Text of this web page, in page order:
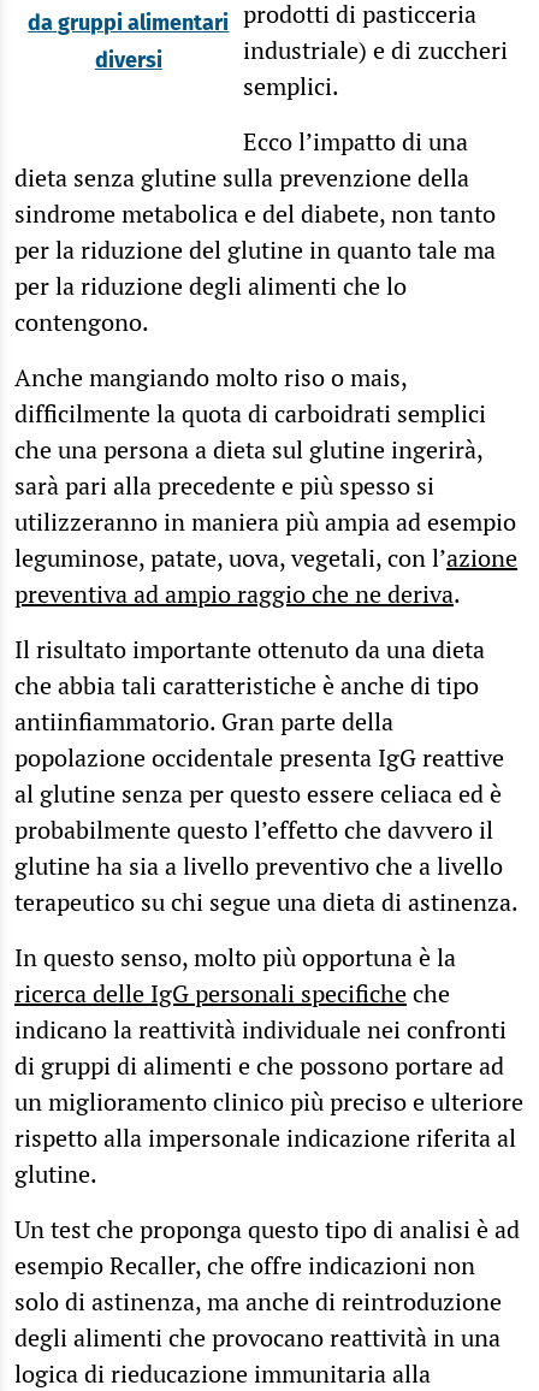
da gruppi alimentari
diversi
prodotti di pasticceria
industriale) e di zuccheri
semplici.
Ecco l’impatto di una
dieta senza glutine sulla prevenzione della
sindrome metabolica e del diabete, non tanto
per la riduzione del glutine in quanto tale ma
per la riduzione degli alimenti che lo
contengono.
Anche mangiando molto riso o mais,
difficilmente la quota di carboidrati semplici
che una persona a dieta sul glutine ingerirà,
sarà pari alla precedente e più spesso si
utilizzeranno in maniera più ampia ad esempio
leguminose, patate, uova, vegetali, con l’azione
preventiva ad ampio raggio che ne deriva.
Il risultato importante ottenuto da una dieta
che abbia tali caratteristiche è anche di tipo
antiinfiammatorio. Gran parte della
popolazione occidentale presenta IgG reattive
al glutine senza per questo essere celiaca ed è
probabilmente questo l’effetto che davvero il
glutine ha sia a livello preventivo che a livello
terapeutico su chi segue una dieta di astinenza.
In questo senso, molto più opportuna è la
ricerca delle IgG personali specificheche
indicano la reattività individuale nei confronti
di gruppi di alimenti e che possono portare ad
un miglioramento clinico più preciso e ulteriore
rispetto alla impersonale indicazione riferita al
glutine.
Un test che proponga questo tipo di analisi è ad
esempio Recaller, che offre indicazioni non
solo di astinenza, ma anche di reintroduzione
degli alimenti che provocano reattività in una
logica di rieducazione immunitaria alla